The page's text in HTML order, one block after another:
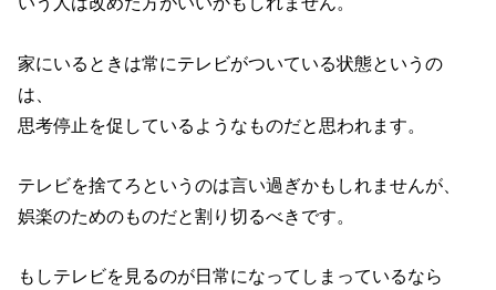
家にいるときは常にテレビがついている状態というの
は、
思考停止を促しているようなものだと思われます。
テレビを捨てろというのは言い過ぎかもしれませんが、
娯楽のためのものだと割り切るべきです。
もしテレビを見るのが日常になってしまっているなら